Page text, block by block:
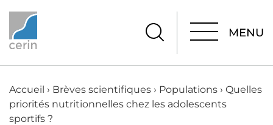
MENU
Accueil › Brèves scientifiques › Populations › Quelles
priorités nutritionnelles chez les adolescents
sportifs ?